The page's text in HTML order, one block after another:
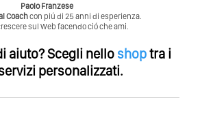
Paolo Franzese
Coachcon piú di 25 anni di esperienza.
sul Web facendo ció che ami.
aiuto?Scegli nello shoptra i
personalizzati.